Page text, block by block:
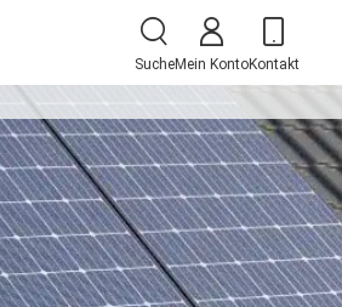
SucheMein KontoKontakt